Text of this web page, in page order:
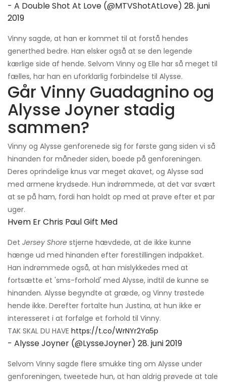
- A Double Shot At Love (@MTVShotAtLove) 28. juni
2019
Vinny sagde, at han er kommet til at forstå hendes
generthed bedre. Han elsker også at se den legende
kærlige side af hende. Selvom Vinny og Elle har så meget til
fælles, har han en uforklarlig forbindelse til Alysse.
Går Vinny Guadagnino og
Alysse Joyner stadig
sammen?
Vinny og Alysse genforenede sig for første gang siden vi så
hinanden for måneder siden, boede på genforeningen.
Deres oprindelige knus var meget akavet, og Alysse sad
med armene krydsede. Hun indrømmede, at det var svært
at se på ham, fordi han holdt op med at prøve efter et par
uger.
Hvem Er Chris Paul Gift Med
Det Jersey Shore stjerne hævdede, at de ikke kunne
hænge ud med hinanden efter forestillingen indpakket.
Han indrømmede også, at han mislykkedes med at
fortsætte et 'sms-forhold' med Alysse, indtil de kunne se
hinanden. Alysse begyndte at græde, og Vinny trøstede
hende ikke. Derefter fortalte hun Justina, at hun ikke er
interesseret i at forfølge et forhold til Vinny.
TAK SKAL DU HAVE https://t.co/WrNYr2Ya5p
- Alysse Joyner (@LysseJoyner) 28. juni 2019
Selvom Vinny sagde flere smukke ting om Alysse under
genforeningen, tweetede hun, at han aldrig prøvede at tale